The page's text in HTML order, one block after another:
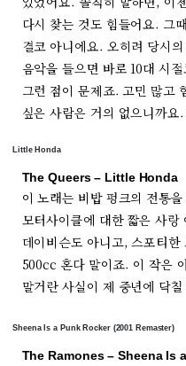
다시 찾는 것도 힘들어요. 그
결코 아니에요. 오히려 당시
음악을 들으면 바로 10대 시
그런 점이 문제죠. 고민 많고
싶은 사람은 거의 없으니까요
Little Honda
The Queers – Little Honda
이 노래는 비밥 펑크의 전통
모터사이클에 대한 짧은 사
데이비슨도 아니고, 스포티
500cc 혼다 말이죠. 이 작은
말거란 사실이 제 중년에 닥
Sheena Is a Punk Rocker (2001 Remaster)
The Ramones – Sheena Is